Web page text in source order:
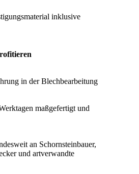
inklusive
in der Blechbearbeitung
maßgefertigt und
an Schornsteinbauer,
und artverwandte